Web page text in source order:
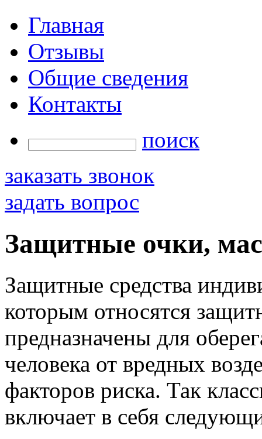
Главная
Отзывы
Общие сведения
Контакты
поиск
заказать звонок
задать вопрос
Защитные очки,
Защитные средства
которым относятся
предназначены для
человека от вредных
факторов риска. Так
включает в себя